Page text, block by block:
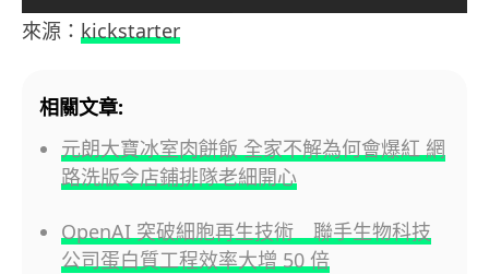
來源： kickstarter
相關文章:
元朗大寶冰室肉餅飯 全家不解為何會爆紅 網
路洗版令店鋪排隊老細開心
OpenAI 突破細胞再生技術 聯手生物科技
公司蛋白質工程效率大增 50 倍